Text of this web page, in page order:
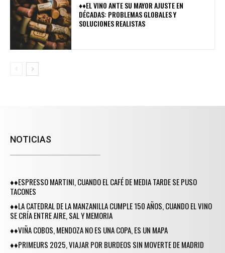
♦♦EL VINO ANTE SU MAYOR AJUSTE EN
DÉCADAS: PROBLEMAS GLOBALES Y
SOLUCIONES REALISTAS
NOTICIAS
♦♦ESPRESSO MARTINI, CUANDO EL CAFÉ DE MEDIA TARDE SE PUSO
TACONES
♦♦LA CATEDRAL DE LA MANZANILLA CUMPLE 150 AÑOS, CUANDO EL VINO
SE CRÍA ENTRE AIRE, SAL Y MEMORIA
♦♦VIÑA COBOS, MENDOZA NO ES UNA COPA, ES UN MAPA
♦♦PRIMEURS 2025, VIAJAR POR BURDEOS SIN MOVERTE DE MADRID